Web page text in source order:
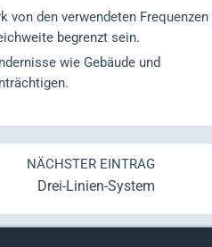
von den verwendeten Frequenzen
begrenzt sein.
wie Gebäude und
NÄCHSTER EINTRAG
Drei-Linien-System